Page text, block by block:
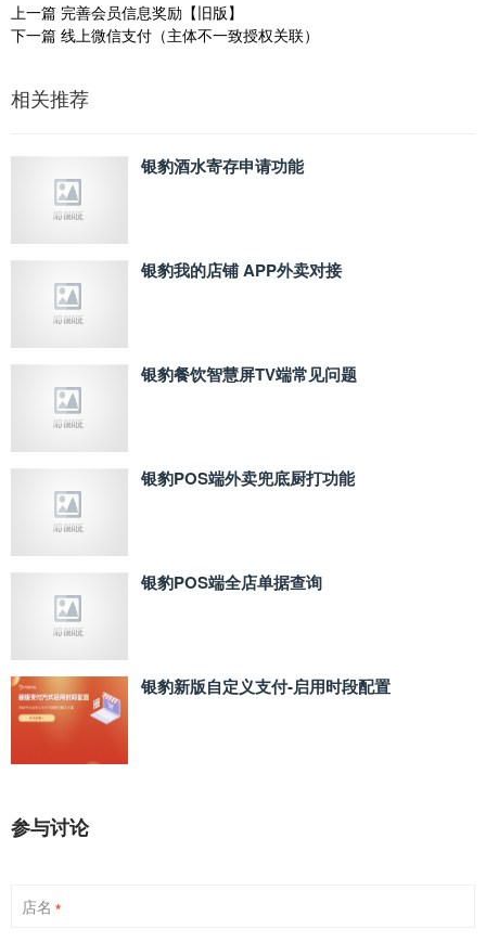
上一篇 完善会员信息奖励【旧版】
下一篇 线上微信支付（主体不一致授权关联）
相关推荐
银豹酒水寄存申请功能
银豹我的店铺 APP外卖对接
银豹餐饮智慧屏TV端常见问题
银豹POS端外卖兜底厨打功能
银豹POS端全店单据查询
银豹新版自定义支付‑启用时段配置
参与讨论
店名 *